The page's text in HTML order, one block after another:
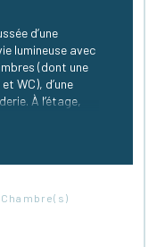
Chambre(s)
d’une
lumineuse avec
(dont une
WC), d’une
À l’étage,
à bois.